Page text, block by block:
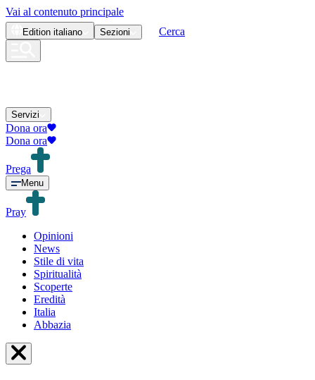
Vai al contenuto principale
Edition italiano Sezioni Cerca
Servizi
Dona ora
Dona ora
Prega
Menu
Pray
Opinioni
News
Stile di vita
Spiritualità
Scoperte
Eredità
Italia
Abbazia